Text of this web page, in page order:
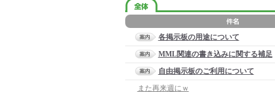
各掲示板の用途について
MML関連の書き込みに関する補足
自由掲示板のご利用について
また再来週にｗ